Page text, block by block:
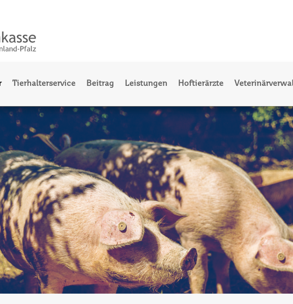
Tierhalterservice Beitrag Leistungen Hoftierärzte